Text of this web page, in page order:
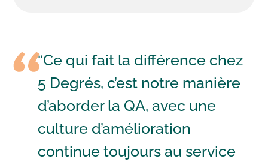
“Ce qui fait la différence chez
5 Degrés, c’est notre manière
d’aborder la QA, avec une
culture d’amélioration
continue toujours au service